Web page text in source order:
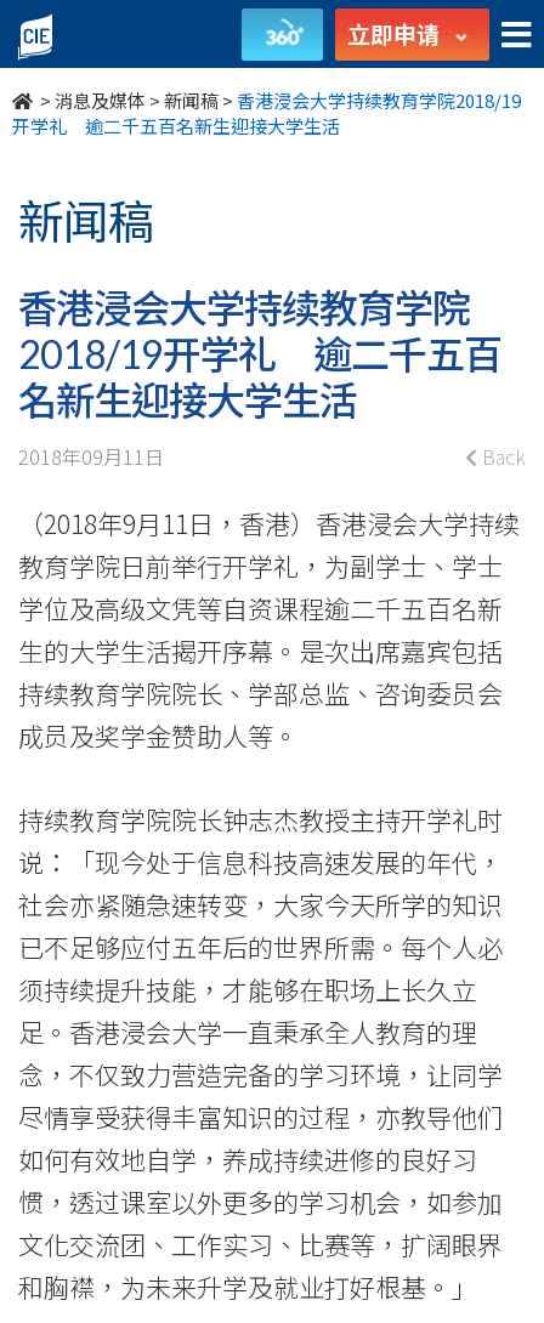
香
港
浸
大
学
持
续
教
学
院
2018/19
开
学
礼
逾
二
千
五
百
名
新
生
迎
立即申请
>消息及媒体 >新闻稿>香港浸会大学持续教育学院2018/19
开学礼 逾二千五百名新生迎接大学生活
新闻稿
香港浸会大学持续教育学院
2018/19开学礼 逾二千五百
名新生迎接大学生活
2018年09月11日 Back
（2018年9月11日，香港）香港浸会大学持续
教育学院日前举行开学礼，为副学士、学士
学位及高级文凭等自资课程逾二千五百名新
生的大学生活揭开序幕。是次出席嘉宾包括
持续教育学院院长、学部总监、咨询委员会
成员及奖学金赞助人等。
持续教育学院院长钟志杰教授主持开学礼时
说：「现今处于信息科技高速发展的年代，
社会亦紧随急速转变，大家今天所学的知识
已不足够应付五年后的世界所需。每个人必
须持续提升技能，才能够在职场上长久立
足。香港浸会大学一直秉承全人教育的理
念，不仅致力营造完备的学习环境，让同学
尽情享受获得丰富知识的过程，亦教导他们
如何有效地自学，养成持续进修的良好习
惯，透过课室以外更多的学习机会，如参加
文化交流团、工作实习、比赛等，扩阔眼界
和胸襟，为未来升学及就业打好根基。」